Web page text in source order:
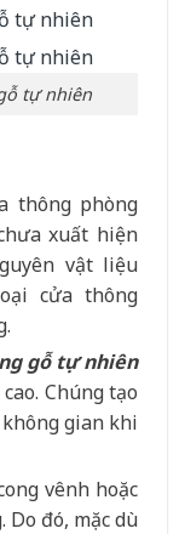
tự nhiên
thông phòng
xuất hiện
vật liệu
cửa thông
gỗ tự nhiên
Chúng tạo
gian khi
vênh hoặc
đó, mặc dù